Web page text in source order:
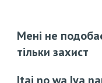
Мені не
тільки захист